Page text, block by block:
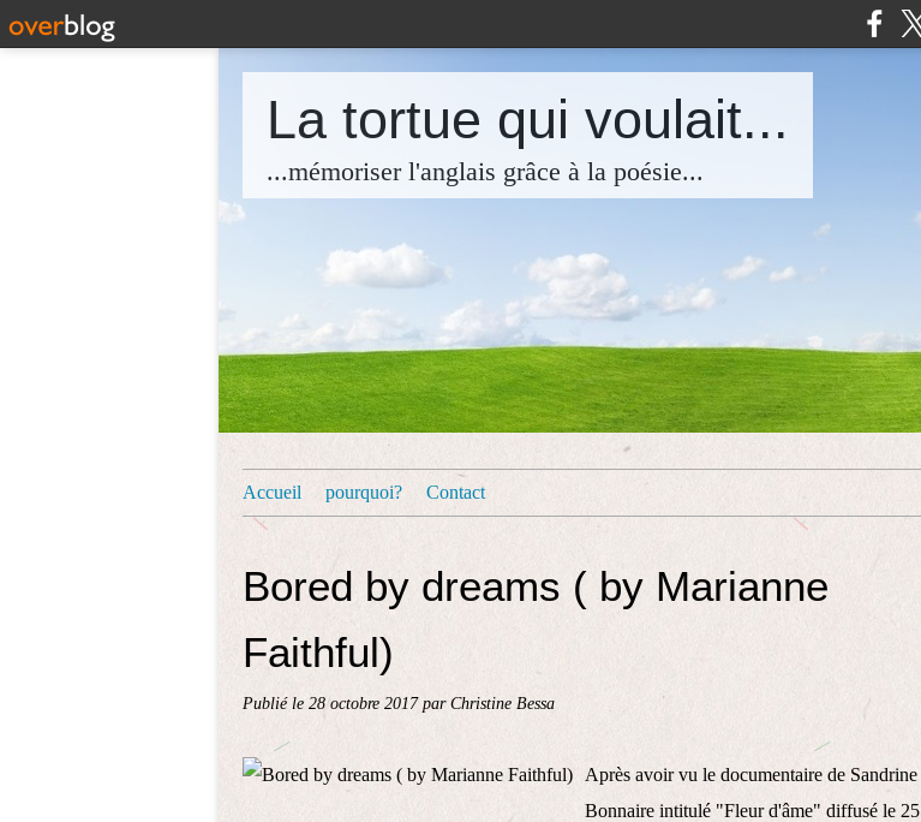
La tortue qui voulait...
...mémoriser l'anglais grâce à la poésie...
Accueil pourquoi? Contact
Bored by dreams ( by Marianne
Faithful)
Publié le 28 octobre 2017par Christine Bessa
Après avoir vu le documentaire de Sandrine
Bonnaire intitulé "Fleur d'âme" diffusé le 25